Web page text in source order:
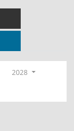
2028